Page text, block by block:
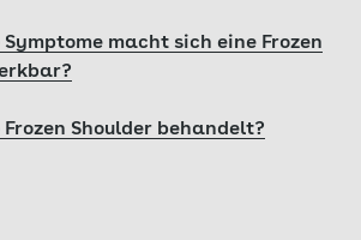
macht sich eine Frozen
Shoulder behandelt?